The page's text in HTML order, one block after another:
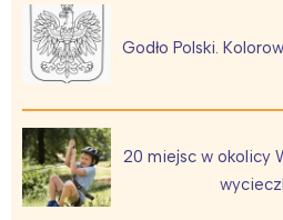
Godło Polski.
20 miejsc w okolicy
tego
Warszawa
Łódź
Trójmiasto
Poznań